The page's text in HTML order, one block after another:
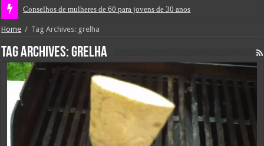
Conselhos de mulheres de 60 para jovens de 30 anos
Home / Tag Archives: grelha
Tag Archives:grelha